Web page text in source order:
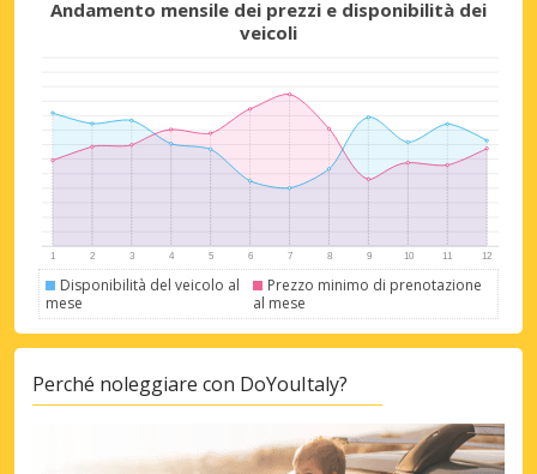
Andamento mensile dei prezzi e disponibilità dei
veicoli
Disponibilità del veicolo al
mese
Prezzo minimo di prenotazione
al mese
Perché noleggiare con DoYouItaly?